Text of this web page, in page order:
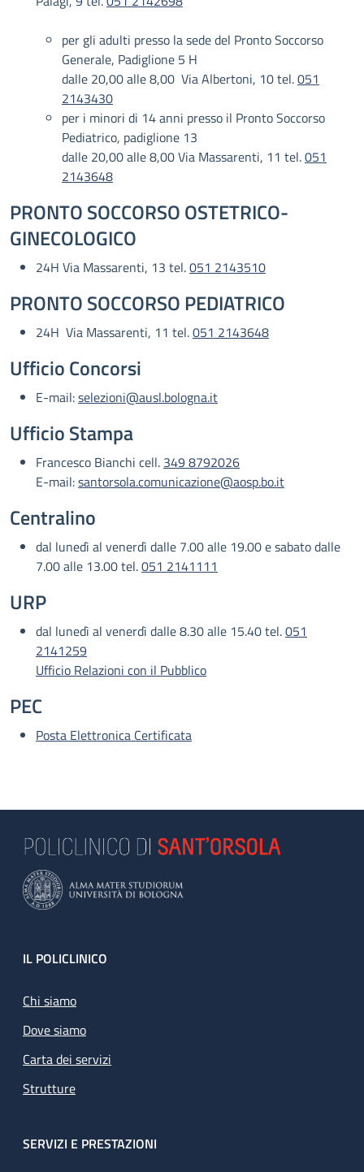
per gli adulti presso la sede del Pronto Soccorso
Generale, Padiglione 5 H
dalle 20,00 alle 8,00 Via Albertoni, 10 tel.051
2143430
per i minori di 14 anni presso il Pronto Soccorso
Pediatrico, padiglione 13
dalle 20,00 alle 8,00 Via Massarenti, 11 tel.051
2143648
PRONTO SOCCORSO OSTETRICO-
GINECOLOGICO
24H Via Massarenti, 13 tel.051 2143510
PRONTO SOCCORSO PEDIATRICO
24H Via Massarenti, 11 tel.051 2143648
Ufficio Concorsi
E-mail:selezioni@ausl.bologna.it
Ufficio Stampa
Francesco Bianchi cell. 349 8792026
E-mail:santorsola.comunicazione@aosp.bo.it
Centralino
dal lunedì al venerdì dalle 7.00 alle 19.00 e sabato dalle
7.00 alle 13.00 tel.051 2141111
URP
dal lunedì al venerdì dalle 8.30 alle 15.40 tel.051
2141259
Ufficio Relazioni con il Pubblico
PEC
Posta Elettronica Certificata
Footer
IL POLICLINICO
Chi siamo
Dove siamo
Carta dei servizi
Strutture
SERVIZI E PRESTAZIONI